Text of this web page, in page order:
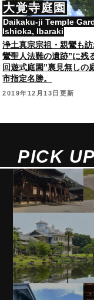
大覚寺庭園
Daikaku-ji Temple
Ishioka, Ibaraki
浄土真宗宗祖・親鸞も
鸞聖人法難の遺跡”に残
回遊式庭園”裏見無しの
市指定名勝。
2019年12月13日更新
PICK